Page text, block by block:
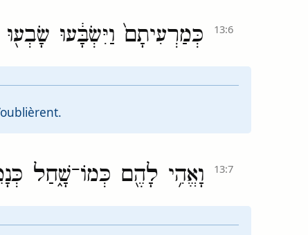
כְּמַרְעִיתָם֙ וַיִּשְׂבָּ֔עוּ 13:6
וָאֱהִ֥י לָהֶ֖ם כְּמוֹ־שָׁ֑חַל 13:7